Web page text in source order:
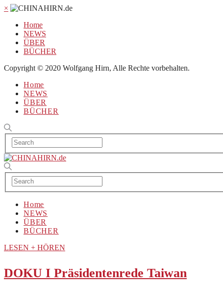
×
Home
NEWS
ÜBER
BÜCHER
Copyright © 2020 Wolfgang Hirn, Alle Rechte vorbehalten.
Home
NEWS
ÜBER
BÜCHER
Home
NEWS
ÜBER
BÜCHER
LESEN + HÖREN
DOKU I Präsidentenrede Taiwan